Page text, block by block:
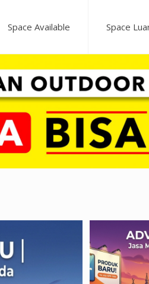
Space Available Space